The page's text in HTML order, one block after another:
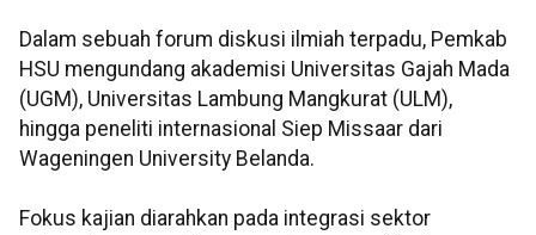
Dalam sebuah forum diskusi ilmiah terpadu, Pemkab
HSU mengundang akademisi Universitas Gajah Mada
(UGM), Universitas Lambung Mangkurat (ULM),
hingga peneliti internasional Siep Missaar dari
Wageningen University Belanda.
Fokus kajian diarahkan pada integrasi sektor